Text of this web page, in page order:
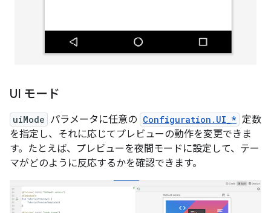
UI モード
uiMode パラメータに任意の Configuration.UI_* 定数
を指定し、それに応じてプレビューの動作を変更できま
す。たとえば、プレビューを夜間モードに設定して、テー
マがどのように反応するかを確認できます。